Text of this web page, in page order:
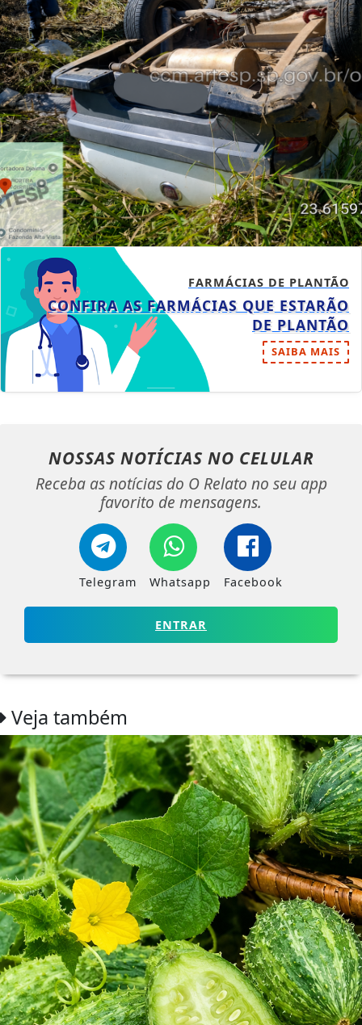
FARMÁCIAS DE PLANTÃO
CONFIRA AS FARMÁCIAS QUE ESTARÃO
DE PLANTÃO
SAIBA MAIS
NOSSAS NOTÍCIAS NO CELULAR
Receba as notícias do O Relato no seu app
favorito de mensagens.
Telegram Whatsapp Facebook
ENTRAR
Veja também